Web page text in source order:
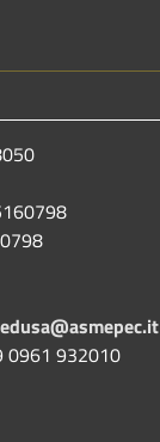
0961 932010